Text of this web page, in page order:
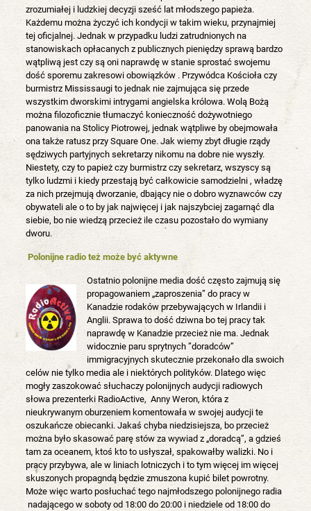
zrozumiałej i ludzkiej decyzji sześć lat młodszego papieża.
Każdemu można życzyć ich kondycji w takim wieku, przynajmiej
tej oficjalnej. Jednak w przypadku ludzi zatrudnionych na
stanowiskach opłacanych z publicznych pieniędzy sprawą bardzo
wątpliwą jest czy są oni naprawdę w stanie sprostać swojemu
dość sporemu zakresowi obowiązków . Przywódca Kościoła czy
burmistrz Mississaugi to jednak nie zajmująca się przede
wszystkim dworskimi intrygami angielska królowa. Wolą Bożą
można filozoficznie tłumaczyć konieczność dożywotniego
panowania na Stolicy Piotrowej, jednak wątpliwe by obejmowała
ona także ratusz przy Square One. Jak wiemy zbyt długie rządy
sędziwych partyjnych sekretarzy nikomu na dobre nie wyszły.
Niestety, czy to papież czy burmistrz czy sekretarz, wszyscy są
tylko ludzmi i kiedy przestają być całkowicie samodzielni , władzę
za nich przejmują dworzanie, dbający nie o dobro wyznawców czy
obywateli ale o to by jak najwięcej i jak najszybciej zagarnąć dla
siebie, bo nie wiedzą przecież ile czasu pozostało do wymiany
dworu.
Polonijne radio też może być aktywne
Ostatnio polonijne media dość często zajmują się
propagowaniem „zaproszenia” do pracy w
Kanadzie rodaków przebywających w Irlandii i
Anglii. Sprawa to dość dziwna bo tej pracy tak
naprawdę w Kanadzie przecież nie ma. Jednak
widocznie paru sprytnych ”doradców”
immigracyjnych skutecznie przekonało dla swoich
celów nie tylko media ale i niektórych polityków. Dlatego więc
mogły zaszokować słuchaczy polonijnych audycji radiowych
słowa prezenterki RadioActive, Anny Weron, która z
nieukrywanym oburzeniem komentowała w swojej audycji te
oszukańcze obiecanki. Jakaś chyba niedzisiejsza, bo przecież
można było skasować parę stów za wywiad z „doradcą”, a gdzieś
tam za oceanem, ktoś kto to usłyszał, spakowałby walizki. No i
pracy przybywa, ale w liniach lotniczych i to tym więcej im więcej
skuszonych propagndą będzie zmuszona kupić bilet powrotny.
Może więc warto posłuchać tego najmłodszego polonijnego radia
nadającego w soboty od 18:00 do 20:00 i niedziele od 18:00 do